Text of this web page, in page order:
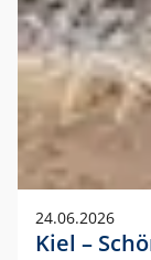
24.06.2026
Kiel –